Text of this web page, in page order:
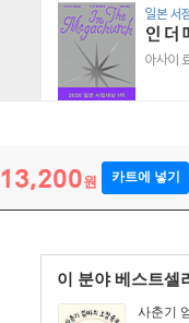
13,200원 카트에 넣기
이 분야 베스트셀
사춘기